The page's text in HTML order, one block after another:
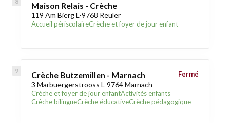
Maison Relais - Crèche
119 Am Bierg L-9768 Reuler
Accueil périscolaireCrèche et foyer de jour enfant
Crèche Butzemillen - Marnach
3 Marbuergerstrooss L-9764 Marnach
Crèche et foyer de jour enfantActivités enfants
Crèche bilingueCrèche éducativeCrèche pédagogique
Fermé